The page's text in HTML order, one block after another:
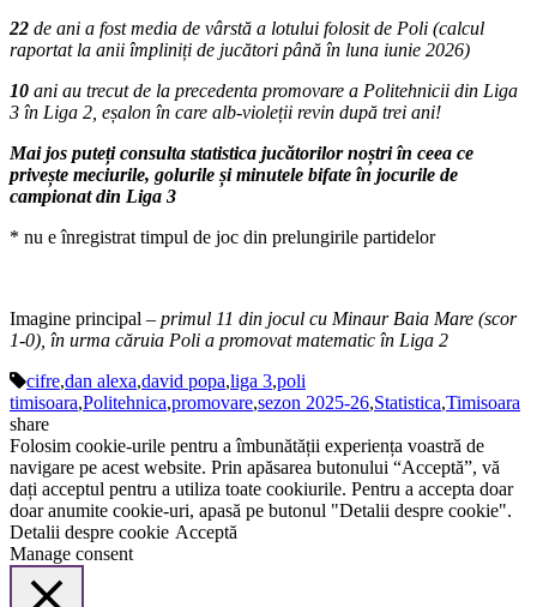
22 de ani a fost media de vârstă a lotului folosit de Poli (calcul
raportat la anii împliniți de jucători până în luna iunie 2026)
10 ani au trecut de la precedenta promovare a Politehnicii din Liga
3 în Liga 2, eșalon în care alb-violeții revin după trei ani!
Mai jos puteți consulta statistica jucătorilor noștri în ceea ce
privește meciurile, golurile și minutele bifate în jocurile de
campionat din Liga 3
* nu e înregistrat timpul de joc din prelungirile partidelor
Imagine principal – primul 11 din jocul cu Minaur Baia Mare (scor
1-0), în urma căruia Poli a promovat matematic în Liga 2
cifre,dan alexa,david popa,liga 3,poli
timisoara,Politehnica,promovare,sezon 2025-26,Statistica,Timisoara
share
Folosim cookie-urile pentru a îmbunătății experiența voastră de
navigare pe acest website. Prin apăsarea butonului “Acceptă”, vă
dați acceptul pentru a utiliza toate cookiurile. Pentru a accepta doar
doar anumite cookie-uri, apasă pe butonul "Detalii despre cookie".
Detalii despre cookie Acceptă
Manage consent